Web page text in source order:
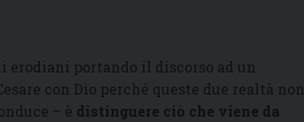
erodiani portando il discorso ad un
con Dio perché queste due realtà non
– è distinguere ciò che viene da